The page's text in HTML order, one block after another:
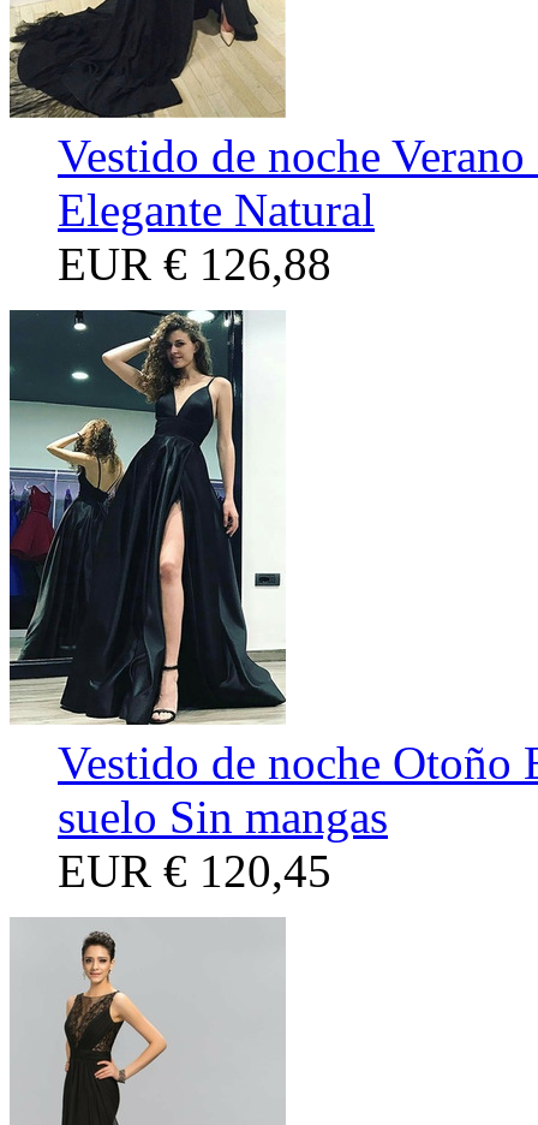
Vestido de noche
Elegante Natural
EUR € 126,88
Vestido de noche Otoño
suelo Sin mangas
EUR € 120,45